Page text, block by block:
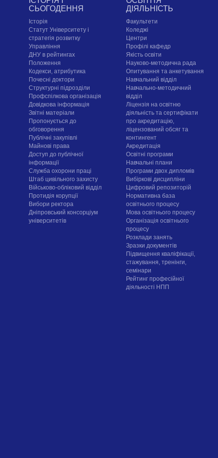
СЬОГОДЕННЯ
Історія
Статут Університету і
стратегія розвитку
Управління
ДНУ в рейтингах
Положення
Кодекси, атрибутика
Почесні доктори
Структурні підрозділи
Профспілкова організація
Довідкова інформація
Звітні матеріали
Пропонується до
обговорення
Публічні закупівлі
Майнові права
Доступ до публічної
інформації
Служба охорони праці
Штаб цивільного захисту
Військово-обліковий відділ
Протидія корупції
Вибори ректора
Дніпровський консорціум
університетів
ДІЯЛЬНІСТЬ
Факультети
Коледжі
Центри
Профілі кафедр
Якість освіти
Науково-методична рада
Опитування та анкетування
Навчальний відділ
Навчально-методичний
відділ
Ліцензія на освітню
діяльність та сертифікати
про акредитацію,
ліцензований обсяг та
контингент
Акредитація
Освітні програми
Навчальні плани
Програми двох дипломів
Вибіркові дисципліни
Цифровий репозиторій
Нормативна база
освітнього процесу
Мова освітнього процесу
Організація освітнього
процесу
Розклади занять
Зразки документів
Підвищення кваліфікації,
стажування, тренінги,
семінари
Рейтинг професійної
діяльності НПП